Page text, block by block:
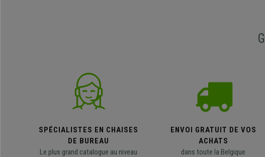
SPÉCIALISTES EN CHAISES
DE BUREAU
Le plus grand catalogue au niveau
ENVOI GRATUIT DE VOS
ACHATS
dans toute la Belgique